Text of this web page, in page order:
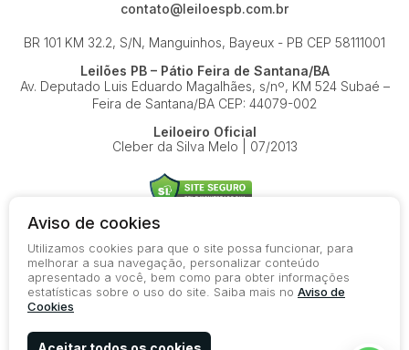
contato@leiloespb.com.br
BR 101 KM 32.2, S/N, Manguinhos, Bayeux - PB CEP 58111001
Leilões PB – Pátio Feira de Santana/BA
Av. Deputado Luis Eduardo Magalhães, s/nº, KM 524Subaé –
Feira de Santana/BA CEP: 44079-002
Leiloeiro Oficial
Cleber da Silva Melo | 07/2013
© 2026-present - Todos os direitos reservados
Política de Privacidade
Termos de Uso
Aviso de cookies
Utilizamos cookies para que o site possa funcionar, para
melhorar a sua navegação, personalizar conteúdo
apresentado a você, bem como para obter informações
estatísticas sobre o uso do site. Saiba mais no Aviso de
Cookies